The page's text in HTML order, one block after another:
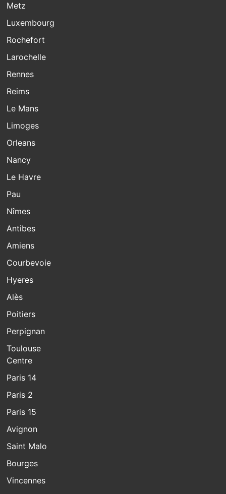
Metz
Luxembourg
Rochefort
Larochelle
Rennes
Reims
Le Mans
Limoges
Orleans
Nancy
Le Havre
Pau
Nîmes
Antibes
Amiens
Courbevoie
Hyeres
Alès
Poitiers
Perpignan
Toulouse
Centre
Paris 14
Paris 2
Paris 15
Avignon
Saint Malo
Bourges
Vincennes